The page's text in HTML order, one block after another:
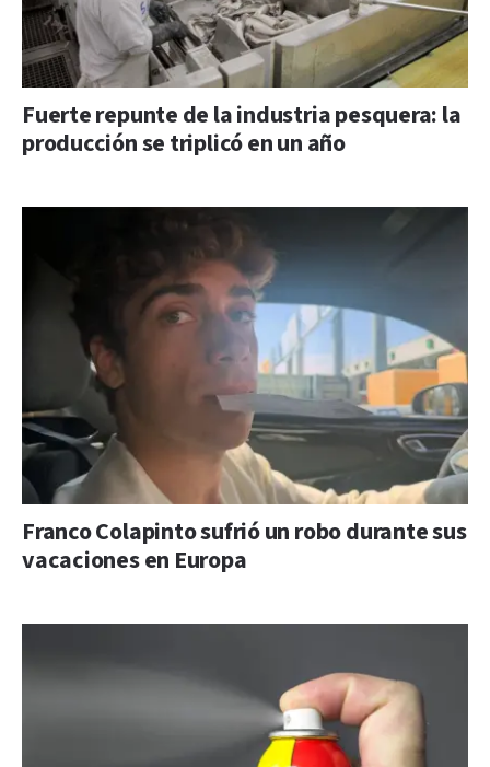
Fuerte repunte de la industria pesquera: la
producción se triplicó en un año
Franco Colapinto sufrió un robo durante sus
vacaciones en Europa